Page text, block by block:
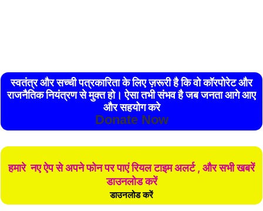
स्वतंत्र और सच्ची पत्रकारिता के लिए ज़रूरी है कि वो कॉरपोरेट और
राजनैतिक नियंत्रण से मुक्त हो। ऐसा तभी संभव है जब जनता आगे आए
और सहयोग करे
Donate Now
हमारे नए ऐप से अपने फोन पर पाएं रियल टाइम अलर्ट , और सभी खबरें
डाउनलोड करें
डाउनलोड करें